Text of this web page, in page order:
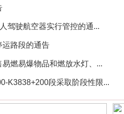
驾驶航空器实行管控的通...
运路段的通告
燃易爆物品和燃放水灯、...
K3838+200段采取阶段性限...